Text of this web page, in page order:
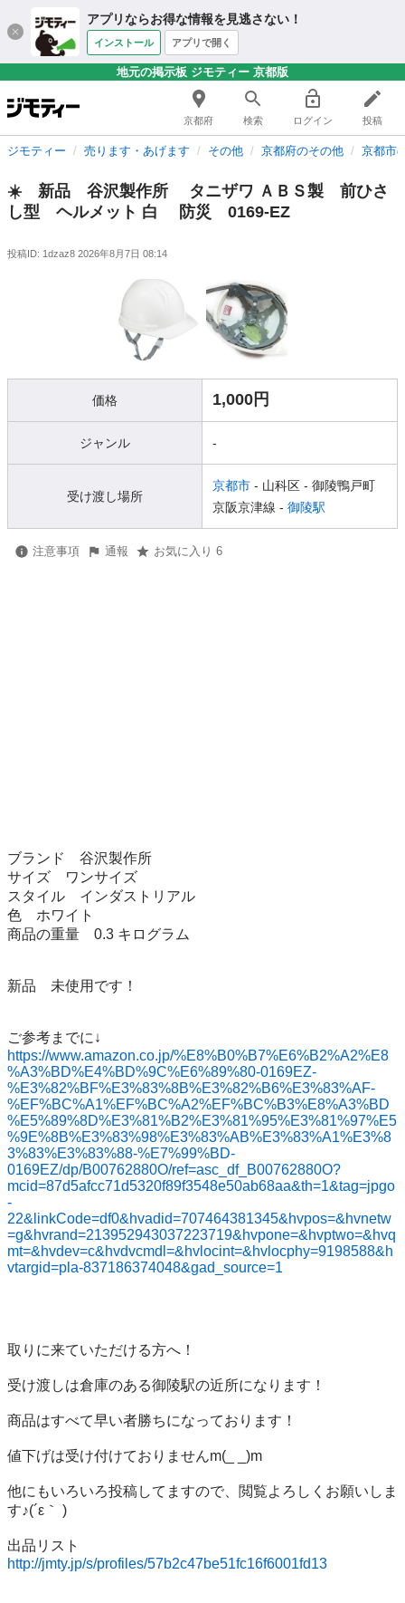
アプリならお得な情報を見逃さない！
インストール アプリで開く
地元の掲示板 ジモティー 京都版
京都府 検索 ログイン 投稿
ジモティー 売ります・あげます その他 京都府のその他 京都市
☀️ 新品 谷沢製作所 タニザワ ＡＢＳ製 前ひさ
し型 ヘルメット 白 防災 0169-EZ
投稿ID: 1dzaz8 2026年8月7日 08:14
価格 1,000円
ジャンル -
受け渡し場所
京都市 - 山科区 - 御陵鴨戸町
京阪京津線 - 御陵駅
注意事項 通報 お気に入り 6
ブランド	谷沢製作所
サイズ	ワンサイズ
スタイル	インダストリアル
色	ホワイト
商品の重量	0.3 キログラム
新品　未使用です！
https://www.amazon.co.jp/%E8%B0%B7%E6%B2%A2%E8
%A3%BD%E4%BD%9C%E6%89%80-0169EZ-
%E3%82%BF%E3%83%8B%E3%82%B6%E3%83%AF-
%EF%BC%A1%EF%BC%A2%EF%BC%B3%E8%A3%BD
%E5%89%8D%E3%81%B2%E3%81%95%E3%81%97%E5
%9E%8B%E3%83%98%E3%83%AB%E3%83%A1%E3%8
3%83%E3%83%88-%E7%99%BD-
0169EZ/dp/B00762880O/ref=asc_df_B00762880O?
mcid=87d5afcc71d5320f89f3548e50ab68aa&th=1&tag=jpgo
-
22&linkCode=df0&hvadid=707464381345&hvpos=&hvnetw
=g&hvrand=213952943037223719&hvpone=&hvptwo=&hvq
mt=&hvdev=c&hvdvcmdl=&hvlocint=&hvlocphy=9198588&h
vtargid=pla-837186374048&gad_source=1
取りに来ていただける方へ！
受け渡しは倉庫のある御陵駅の近所になります！
商品はすべて早い者勝ちになっております！
値下げは受け付けておりませんm(_ _)m
他にもいろいろ投稿してますので、閲覧よろしくお願いしま
す♪(´ε｀ )
http://jmty.jp/s/profiles/57b2c47be51fc16f6001fd13